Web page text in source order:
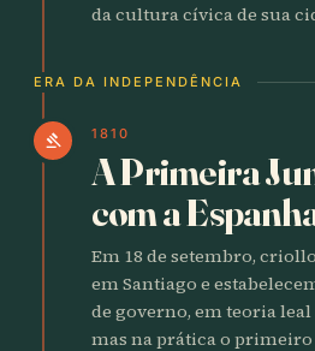
da cultura cívica de sua
ERA DA INDEPENDÊNCIA
gavel 1810
A Primeira
com a
Em 18 de setembro,
em Santiago e
de governo, em teoria
mas na prática o